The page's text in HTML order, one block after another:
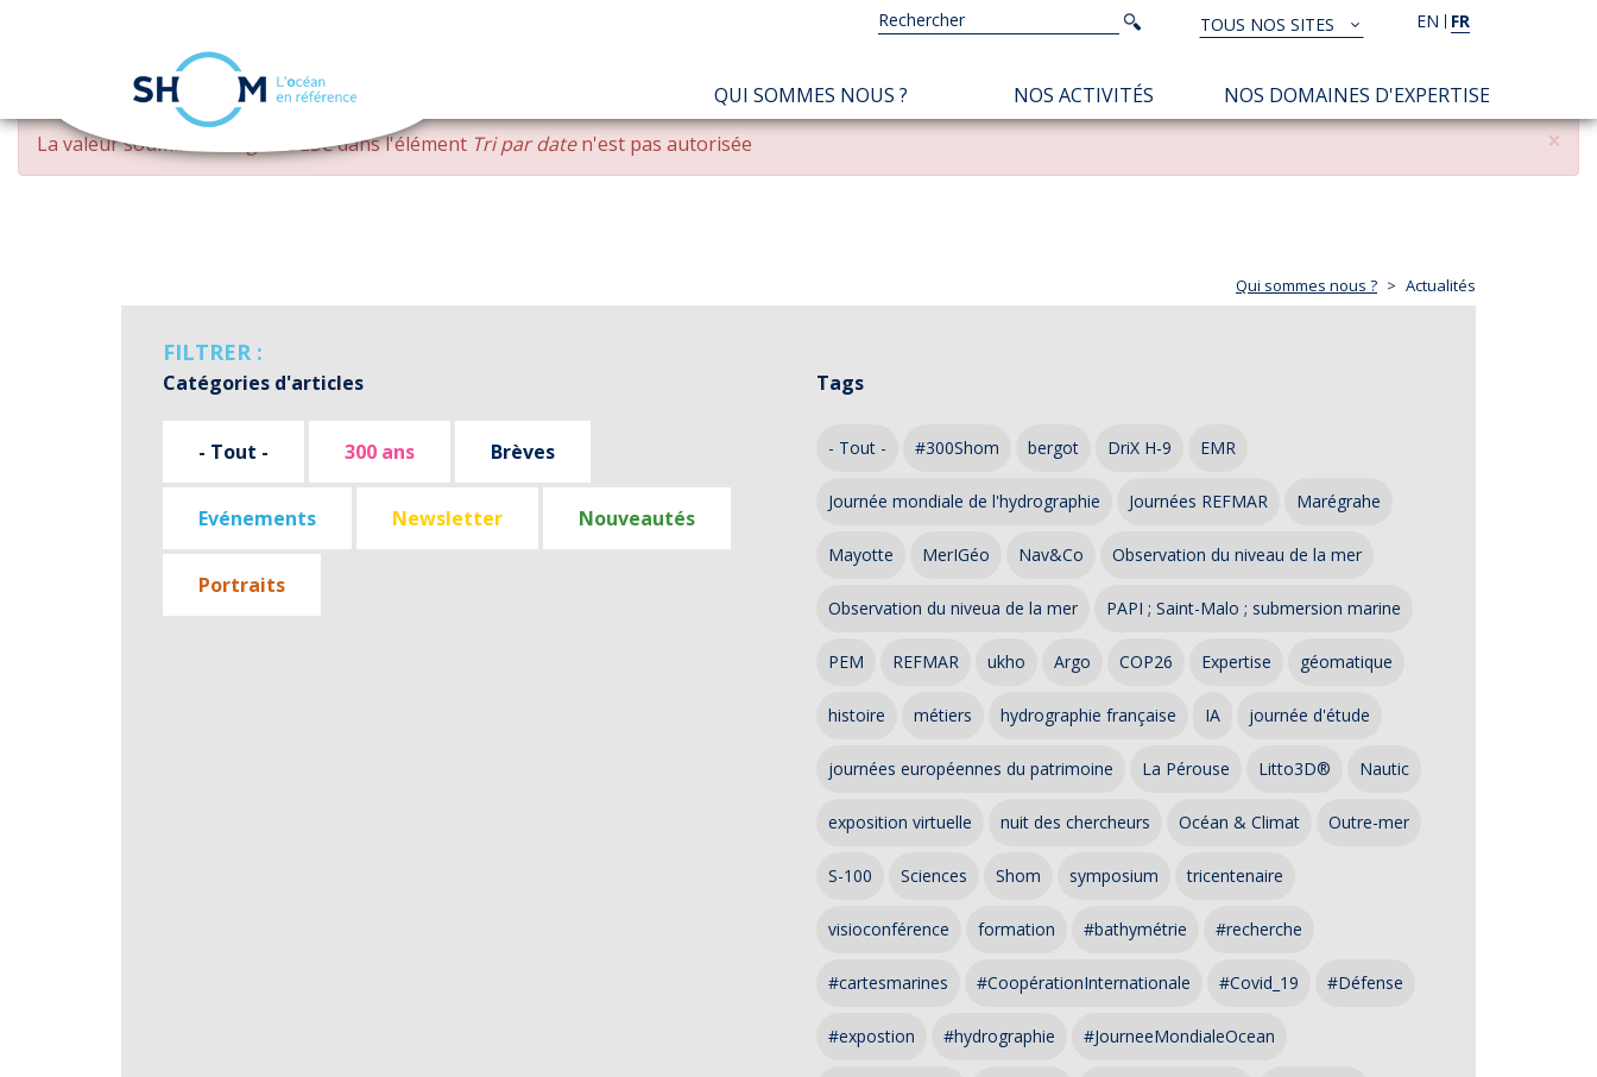
Aller
contenu
EN FR
TOUS
NOS
SITES
TOUS NOS SITES
Rechercher
Rechercher
NAVIGATION
PRINCIPALE
QUI SOMMES NOUS ? NOS ACTIVITÉS NOS DOMAINES D'EXPERTISE
×
MESSAGE
D'ERREUR
La valeur soumise changed DESCdans l'élément Tri par daten'est pas autorisée
Qui sommes nous ? Actualités
FILTRER :
Catégories d'articles
- Tout - 300 ans Brèves
Evénements Newsletter Nouveautés
Portraits
Tags
- Tout - #300Shom bergot DriX H-9 EMR
Journée mondiale de l'hydrographie Journées REFMAR Marégrahe
Mayotte MerIGéo Nav&Co Observation du niveau de la mer
Observation du niveua de la mer PAPI ; Saint-Malo ; submersion marine
PEM REFMAR ukho Argo COP26 Expertise géomatique
histoire métiers hydrographie française IA journée d'étude
journées européennes du patrimoine La Pérouse Litto3D® Nautic
exposition virtuelle nuit des chercheurs Océan & Climat Outre-mer
S-100 Sciences Shom symposium tricentenaire
visioconférence formation #bathymétrie #recherche
#cartesmarines #CoopérationInternationale #Covid_19 #Défense
#expostion #hydrographie #JourneeMondialeOcean